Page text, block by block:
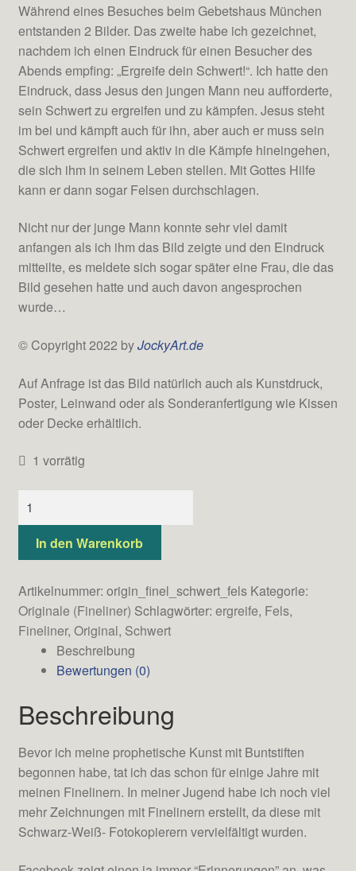
Während eines Besuches beim Gebetshaus München
entstanden 2 Bilder. Das zweite habe ich gezeichnet,
nachdem ich einen Eindruck für einen Besucher des
Abends empfing: „Ergreife dein Schwert!“. Ich hatte den
Eindruck, dass Jesus den jungen Mann neu aufforderte,
sein Schwert zu ergreifen und zu kämpfen. Jesus steht
im bei und kämpft auch für ihn, aber auch er muss sein
Schwert ergreifen und aktiv in die Kämpfe hineingehen,
die sich ihm in seinem Leben stellen. Mit Gottes Hilfe
kann er dann sogar Felsen durchschlagen.
Nicht nur der junge Mann konnte sehr viel damit
anfangen als ich ihm das Bild zeigte und den Eindruck
mitteilte, es meldete sich sogar später eine Frau, die das
Bild gesehen hatte und auch davon angesprochen
wurde…
© Copyright 2022 byJockyArt.de
Auf Anfrage ist das Bild natürlich auch als Kunstdruck,
Poster, Leinwand oder als Sonderanfertigung wie Kissen
oder Decke erhältlich.
1 vorrätig
Dein
Schwert
(Fels)
Menge
In den Warenkorb
Artikelnummer: origin_finel_schwert_fels Kategorie:
Originale (Fineliner) Schlagwörter: ergreife, Fels,
Fineliner, Original, Schwert
Beschreibung
Bewertungen (0)
Beschreibung
Bevor ich meine prophetische Kunst mit Buntstiften
begonnen habe, tat ich das schon für einige Jahre mit
meinen Finelinern. In meiner Jugend habe ich noch viel
mehr Zeichnungen mit Finelinern erstellt, da diese mit
Schwarz-Weiß- Fotokopierern vervielfältigt wurden.